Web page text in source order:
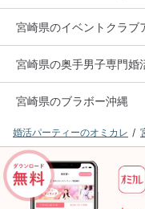
宮崎県のイベントクラブ
宮崎県の奥手男子専門婚
宮崎県のブラボー沖縄
婚活パーティーのオミカレ